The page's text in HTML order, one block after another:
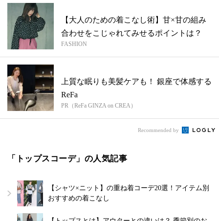
【大人のための着こなし術】甘×甘の組み
合わせをこじゃれてみせるポイントは？
FASHION
上質な眠りも美髪ケアも！ 銀座で体感する
ReFa
PR（ReFa GINZA on CREA）
Recommended by
「トップスコーデ」の人気記事
【シャツ×ニット】の重ね着コーデ20選！アイテム別
おすすめの着こなし